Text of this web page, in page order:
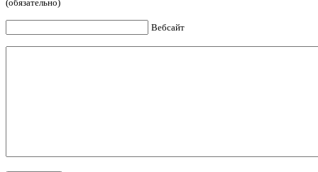
(обязательно)
Вебсайт